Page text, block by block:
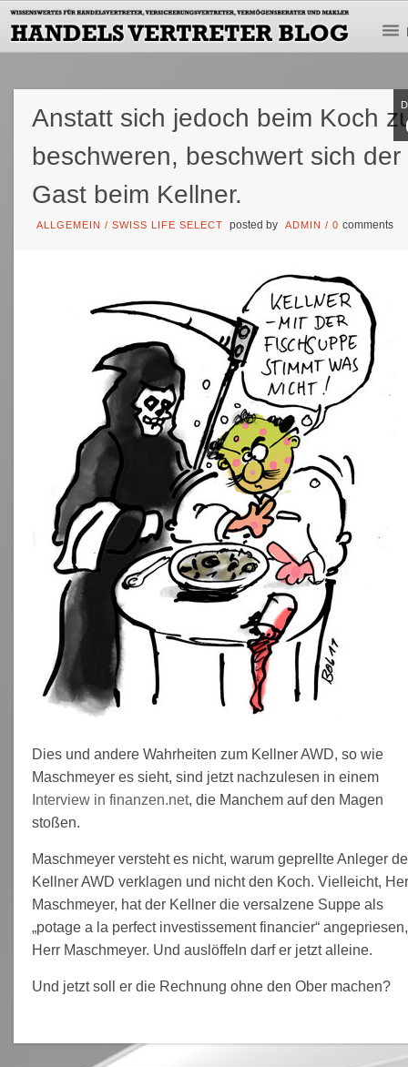
Anstatt sich jedoch beim Koch
beschweren, beschwert sich der
Gast beim Kellner.
ALLGEMEIN /SWISS LIFE SELECT posted by ADMIN /0comments
Dies und andere Wahrheiten zum Kellner AWD, so wie
Maschmeyer es sieht, sind jetzt nachzulesen in einem
Interview in finanzen.net, die Manchem auf den Magen
stoßen.
Maschmeyer versteht es nicht, warum geprellte Anleger
Kellner AWD verklagen und nicht den Koch. Vielleicht,
Maschmeyer, hat der Kellner die versalzene Suppe als
„potage a la perfect investissement financier“ angepriesen,
Herr Maschmeyer. Und auslöffeln darf er jetzt alleine.
Und jetzt soll er die Rechnung ohne den Ober machen?